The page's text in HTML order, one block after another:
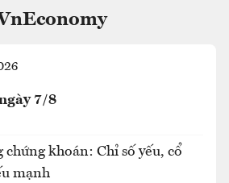
7/8
chứng khoán: Chỉ số yếu, cổ
mạnh